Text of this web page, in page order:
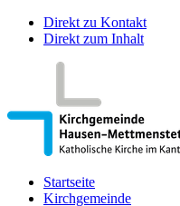
Direkt zu Kontakt
Direkt zum Inhalt
Startseite
Kirchgemeinde